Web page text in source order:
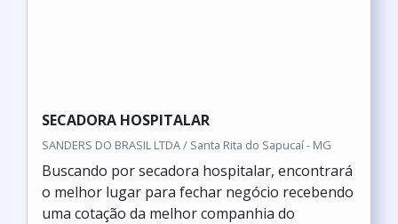
SECADORA HOSPITALAR
SANDERS DO BRASIL LTDA / Santa Rita do Sapucaí - MG
Buscando por secadora hospitalar, encontrará
o melhor lugar para fechar negócio recebendo
uma cotação da melhor companhia do